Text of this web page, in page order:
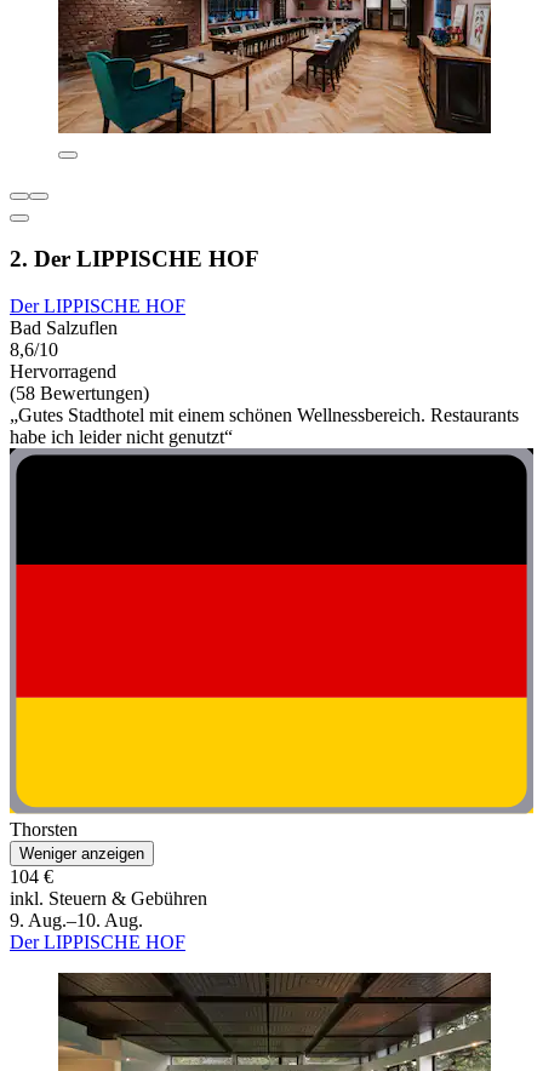
2. Der LIPPISCHE HOF
Der LIPPISCHE HOF
Bad Salzuflen
8,6/10
Hervorragend
(58 Bewertungen)
„Gutes Stadthotel mit einem schönen Wellnessbereich. Restaurants
habe ich leider nicht genutzt“
Thorsten
Weniger anzeigen
104 €
inkl. Steuern & Gebühren
9. Aug.–10. Aug.
Der LIPPISCHE HOF